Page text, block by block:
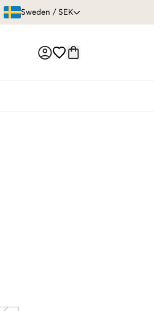
Sweden / SEK